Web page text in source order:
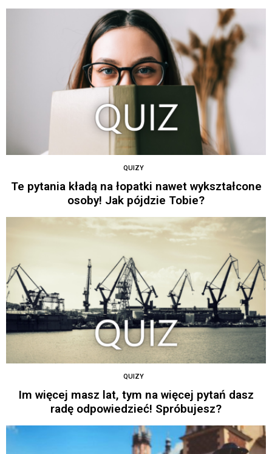
QUIZY
Te pytania kładą na łopatki nawet wykształcone
osoby! Jak pójdzie Tobie?
QUIZY
Im więcej masz lat, tym na więcej pytań dasz
radę odpowiedzieć! Spróbujesz?